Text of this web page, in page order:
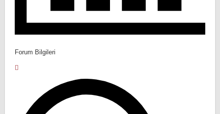
Forum Bilgileri